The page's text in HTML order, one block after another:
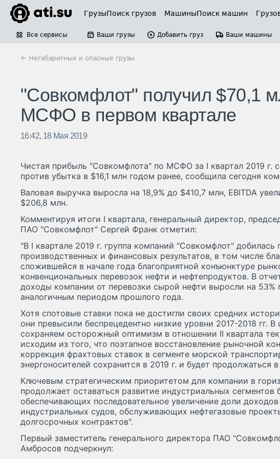
ГрузыПоиск грузов МашиныПоиск машин
Все сервисы Ваши грузы Добавить груз Ваши машины
← Негабаритные и опасные грузы
"Совкомфлот" получил $70,1
МСФО в первом квартале
16:42, 18 Мая 2019
Чистая прибыль "Совкомфлота" по МСФО за I квартал 2019 г.
против убытка в $16,1 млн годом ранее, сообщила сегодня
Валовая выручка выросла на 18,9% до $410,7 млн, EBITDA
$206,8 млн.
Комментируя итоги I квартала, генеральный директор,
ПАО "Совкомфлот" Сергей Франк отметил:
"В I квартале 2019 г. группа компаний "Совкомфлот" добилась
производственных и финансовых результатов, в том числе
сложившейся в начале года благоприятной конъюнктуре
конвенциональных перевозок нефти и нефтепродуктов. В
доходы компании от перевозки сырой нефти выросли на 53%
аналогичным периодом прошлого года.
Хотя спотовые ставки пока не достигли своих средних
они превысили беспрецедентно низкие уровни 2017-2018 гг.
сохраняем осторожный оптимизм в отношении II квартала
исходим из того, что поэтапное восстановление рыночной
коррекция фрахтовых ставок в сегменте морской
энергоносителей сохранится в 2019 г. и будет продолжаться
Ключевым стратегическим приоритетом для компании в
продолжает оставаться развитие индустриальных сегментов
обеспечивающих последовательное увеличение доли доходов
индустриальных судов, обслуживающих нефтегазовые
долгосрочных контрактов".
Первый заместитель генерального директора ПАО
Амбросов подчеркнул: